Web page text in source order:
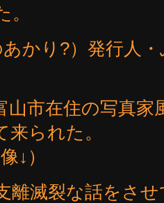
かり?）発行人
山市在住の写真家
られた。
↓）
離滅裂な話をさ